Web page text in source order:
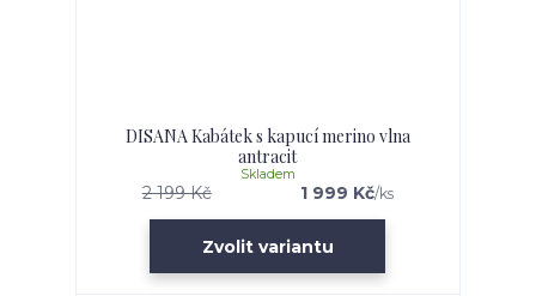
DISANA Kabátek s kapucí merino vlna
antracit
2 199 Kč 1 999 Kč/ks
Skladem
Zvolit variantu